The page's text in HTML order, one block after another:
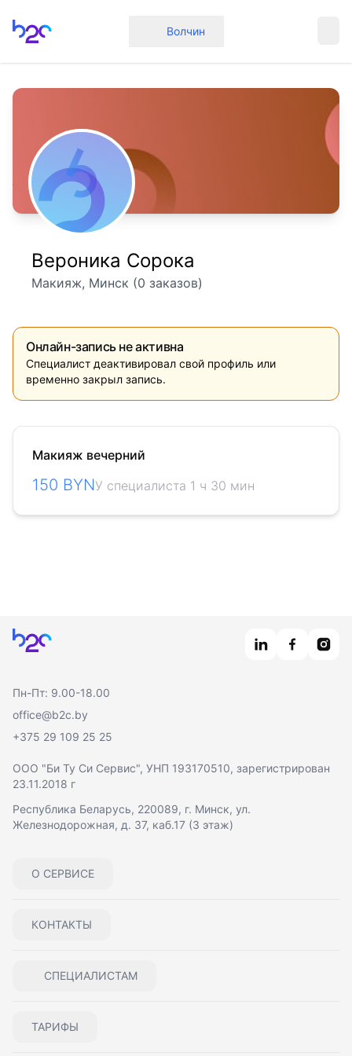
Главная Волчин
Вероника Сорока
Макияж, Минск (0 заказов)
Онлайн-запись не активна
Специалист деактивировал свой профиль или
временно закрыл запись.
Макияж вечерний
150 BYNУ специалиста 1 ч 30 мин
Главная
Пн-Пт: 9.00-18.00
office@b2c.by
+375 29 109 25 25
О СЕРВИСЕ
КОНТАКТЫ
СПЕЦИАЛИСТАМ
ТАРИФЫ
ООО "Би Ту Си Сервис", УНП 193170510, зарегистрирован
23.11.2018 г
Республика Беларусь, 220089, г. Минск, ул.
Железнодорожная, д. 37, каб.17 (3 этаж)